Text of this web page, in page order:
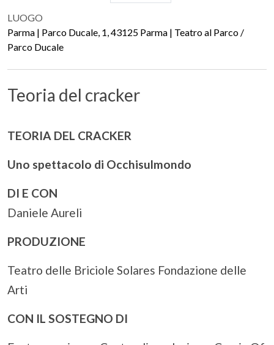
LUOGO
Parma | Parco Ducale, 1, 43125 Parma | Teatro al Parco /
Parco Ducale
Teoria del cracker
TEORIA DEL CRACKER
Uno spettacolo di Occhisulmondo
DI E CON
Daniele Aureli
PRODUZIONE
Teatro delle Briciole Solares Fondazione delle
Arti
CON IL SOSTEGNO DI